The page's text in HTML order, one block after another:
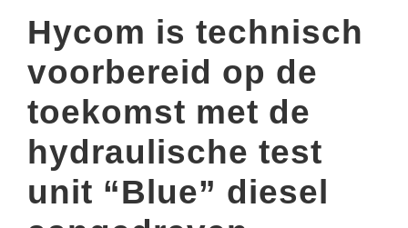
Hycom is technisch
voorbereid op de
toekomst met de
hydraulische test
unit “Blue” diesel